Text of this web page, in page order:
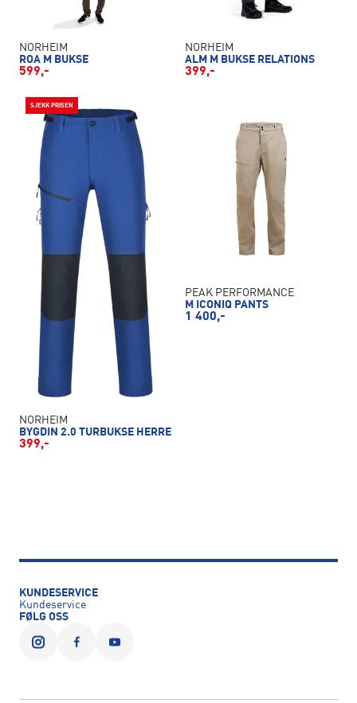
NORHEIM
ROA M BUKSE
599,-
NORHEIM
ALM M BUKSE RELATIONS
399,-
SJEKK PRISEN
NORHEIM
BYGDIN 2.0 TURBUKSE HERRE
399,-
PEAK PERFORMANCE
M ICONIQ PANTS
1 400,-
KUNDESERVICE
Kundeservice
FØLG OSS